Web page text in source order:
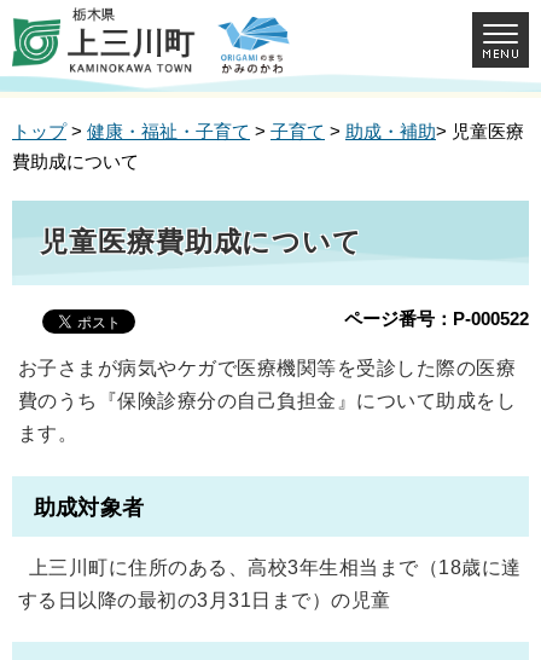
トップ> 健康・福祉・子育て > 子育て > 助成・補助> 児童医療
費助成について
児童医療費助成について
ページ番号：P-000522
お子さまが病気やケガで医療機関等を受診した際の医療
費のうち『保険診療分の自己負担金』について助成をし
ます。
助成対象者
上三川町に住所のある、高校3年生相当まで（18歳に達
する日以降の最初の3月31日まで）の児童